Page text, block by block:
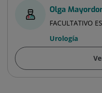
Olga
FACULTATIVO
Urología